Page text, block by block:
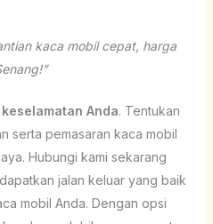
kaca mobil cepat, harga
Anda. Tentukan
serta pemasaran kaca mobil
Hubungi kami sekarang
jalan keluar yang baik
mobil Anda. Dengan opsi